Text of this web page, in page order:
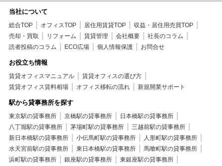
当社について
総合TOP オフィスTOP 居住用賃貸TOP
収益・居住用売買TOP
売却・買取
リフォーム 賃貸管理 会社概要
社長のコラム
読者投稿のコラム
ECO広場 個人情報保護 お問合せ
お役立ち情報
賃貸オフィスマニュアル
賃貸オフィスの選び方
賃貸オフィス賃料相場
オフィス移転の流れ 新規開業サポート
駅から貸事務所を探す
東京駅の貸事務所 京橋駅の貸事務所
日本橋駅の貸事務所
八丁堀駅の貸事務所
茅場町駅の貸事務所
三越前駅の貸事務所
新日本橋駅の貸事務所
小伝馬町駅の貸事務所
人形町駅の貸事務所
水天宮前駅の貸事務所
東日本橋駅の貸事務所
馬喰町駅の貸事務所
浜町駅の貸事務所
銀座駅の貸事務所
東銀座駅の貸事務所